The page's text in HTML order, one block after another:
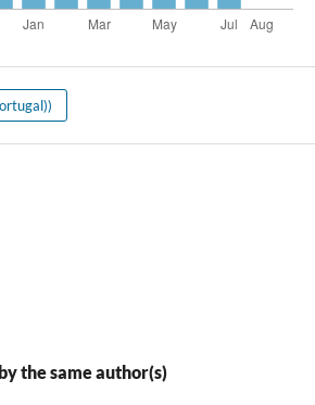
the same author(s)